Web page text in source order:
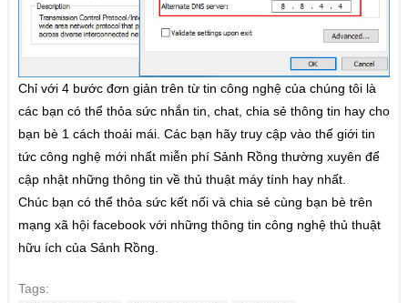
Fanpage
Chỉ với 4 bước đơn giản trên từ tin công nghệ của chúng tôi là
các bạn có thể thỏa sức nhắn tin, chat, chia sẻ thông tin hay cho
bạn bè 1 cách thoải mái. Các bạn hãy truy cập vào thế giới tin
tức công nghệ mới nhất miễn phí Sảnh Rồng thường xuyên để
cập nhật những thông tin về thủ thuật máy tính hay nhất.
Chúc bạn có thể thỏa sức kết nối và chia sẻ cùng bạn bè trên
mạng xã hội facebook với những thông tin công nghệ thủ thuật
hữu ích của Sảnh Rồng.
Tags: